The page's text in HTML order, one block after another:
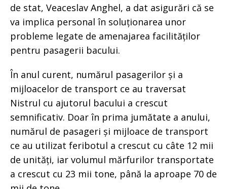
de stat, Veaceslav Anghel, a dat asigurări că se
va implica personal în soluționarea unor
probleme legate de amenajarea facilităților
pentru pasagerii bacului.
În anul curent, numărul pasagerilor și a
mijloacelor de transport ce au traversat
Nistrul cu ajutorul bacului a crescut
semnificativ. Doar în prima jumătate a anului,
numărul de pasageri și mijloace de transport
ce au utilizat feribotul a crescut cu câte 12 mii
de unități, iar volumul mărfurilor transportate
a crescut cu 23 mii tone, până la aproape 70 de